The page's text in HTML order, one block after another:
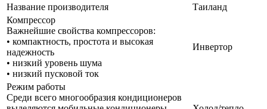
Название производителя
Таиланд
Компрессор
Важнейшие свойства компрессоров:
• компактность, простота и высокая
надежность
• низкий уровень шума
• низкий пусковой ток
Инвертор
Режим работы
Среди всего многообразия кондиционеров